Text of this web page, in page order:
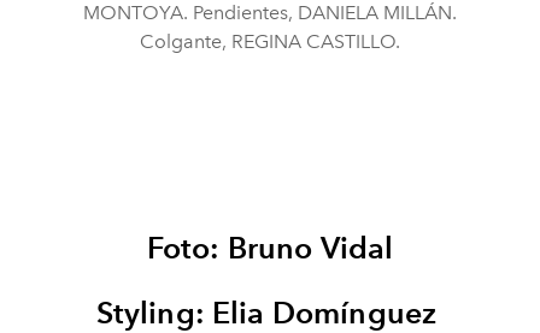
MONTOYA. Pendientes, DANIELA MILLÁN.
Colgante, REGINA CASTILLO.
Foto: Bruno Vidal
Styling: Elia Domínguez